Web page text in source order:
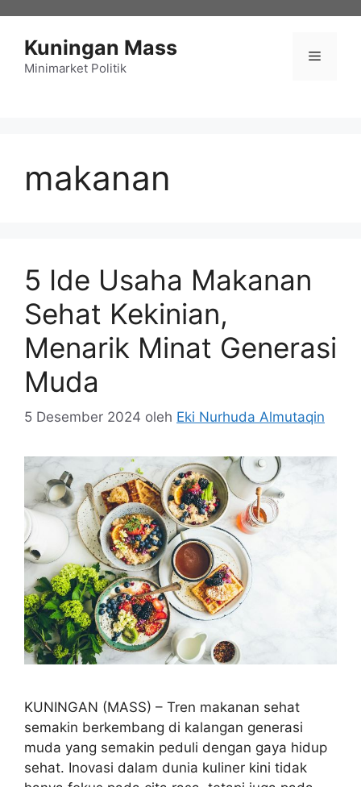
Kuningan Mass
Minimarket Politik
Menu
makanan
5 Ide Usaha Makanan
Sehat Kekinian,
Menarik Minat Generasi
Muda
5 Desember 2024 oleh Eki Nurhuda Almutaqin
KUNINGAN (MASS) – Tren makanan sehat
semakin berkembang di kalangan generasi
muda yang semakin peduli dengan gaya hidup
sehat. Inovasi dalam dunia kuliner kini tidak